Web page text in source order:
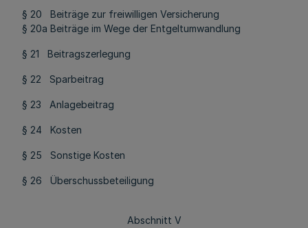
§ 20 Beiträge zur freiwilligen Versicherung
§ 20a Beiträge im Wege der Entgeltumwandlung
§ 21 Beitragszerlegung
§ 22 Sparbeitrag
§ 23 Anlagebeitrag
§ 24 Kosten
§ 25 Sonstige Kosten
§ 26 Überschussbeteiligung
Abschnitt V